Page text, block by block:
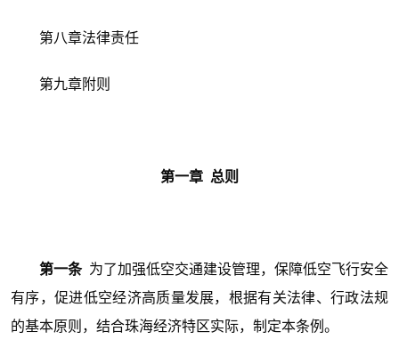
第八章法律责任
第九章附则
第一章 总则
第一条 为了加强低空交通建设管理，保障低空飞行安全
有序，促进低空经济高质量发展，根据有关法律、行政法规
的基本原则，结合珠海经济特区实际，制定本条例。